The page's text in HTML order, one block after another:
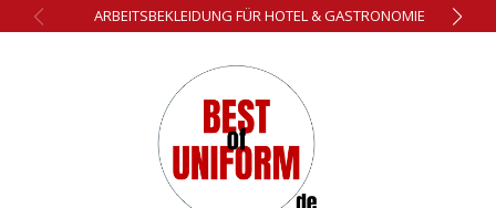
springenARBEITSBEKLEIDUNG FÜR HOTEL & GASTRONOMIE